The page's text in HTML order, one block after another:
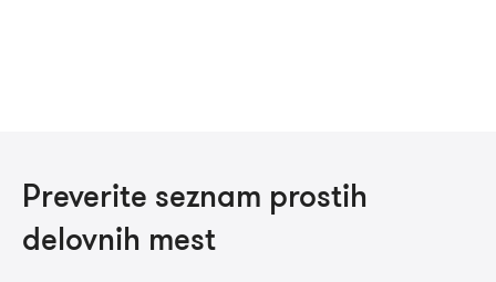
Preverite seznam prostih
delovnih mest